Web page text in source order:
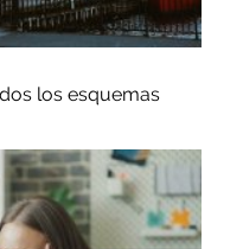
los esquemas